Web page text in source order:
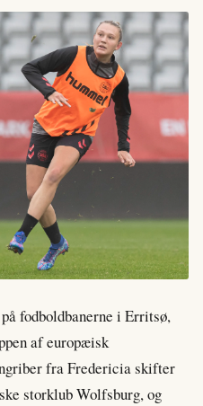
fodboldbanerne i Erritsø,
af europæisk
fra Fredericia skifter
storklub Wolfsburg, og